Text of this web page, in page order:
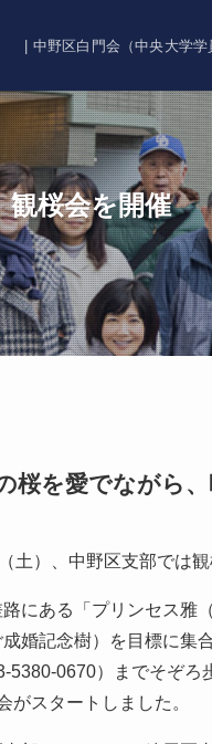
| 中野区白門会（中央大学学
桜会を開催
桜を愛でながら
）、中野区支部では観
にある「プリンセス雅
婚記念樹）を目標に集
5380-0670）までそぞ
がスタートしました。